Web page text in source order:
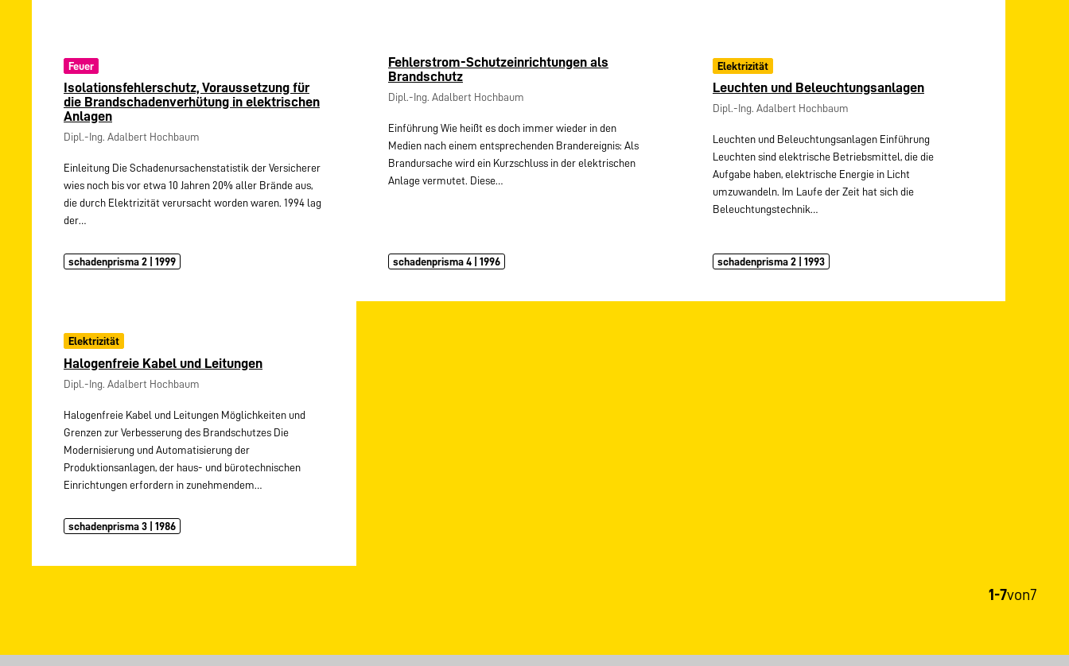
Feuer
Isolationsfehlerschutz, Voraussetzung für
die Brandschadenverhütung in elektrischen
Anlagen
Dipl.-Ing. Adalbert Hochbaum
Einleitung Die Schadenursachenstatistik der Versicherer
wies noch bis vor etwa 10 Jahren 20% aller Brände aus,
die durch Elektrizität verursacht worden waren. 1994 lag
der…
schadenprisma 2 | 1999
Fehlerstrom-Schutzeinrichtungen als
Brandschutz
Dipl.-Ing. Adalbert Hochbaum
Einführung Wie heißt es doch immer wieder in den
Medien nach einem entsprechenden Brandereignis: Als
Brandursache wird ein Kurzschluss in der elektrischen
Anlage vermutet. Diese…
schadenprisma 4 | 1996
Elektrizität
Leuchten und Beleuchtungsanlagen
Dipl.-Ing. Adalbert Hochbaum
Leuchten und Beleuchtungsanlagen Einführung
Leuchten sind elektrische Betriebsmittel, die die
Aufgabe haben, elektrische Energie in Licht
umzuwandeln. Im Laufe der Zeit hat sich die
Beleuchtungstechnik…
schadenprisma 2 | 1993
Elektrizität
Halogenfreie Kabel und Leitungen
Dipl.-Ing. Adalbert Hochbaum
Halogenfreie Kabel und Leitungen Möglichkeiten und
Grenzen zur Verbesserung des Brandschutzes Die
Modernisierung und Automatisierung der
Produktionsanlagen, der haus- und bürotechnischen
Einrichtungen erfordern in zunehmendem…
schadenprisma 3 | 1986
1-7von7